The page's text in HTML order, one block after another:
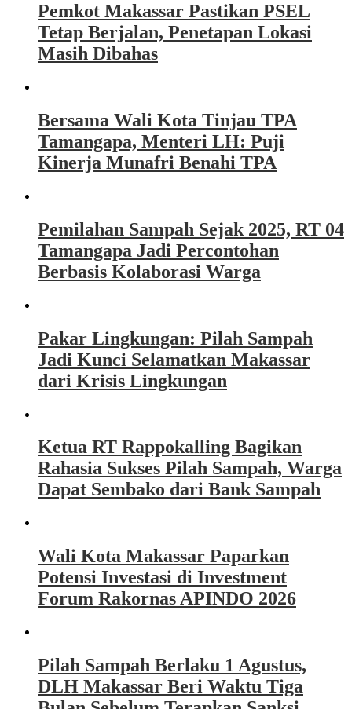
Pemkot Makassar Pastikan PSEL
Tetap Berjalan, Penetapan Lokasi
Masih Dibahas
Bersama Wali Kota Tinjau TPA
Tamangapa, Menteri LH: Puji
Kinerja Munafri Benahi TPA
Pemilahan Sampah Sejak 2025, RT 04
Tamangapa Jadi Percontohan
Berbasis Kolaborasi Warga
Pakar Lingkungan: Pilah Sampah
Jadi Kunci Selamatkan Makassar
dari Krisis Lingkungan
Ketua RT Rappokalling Bagikan
Rahasia Sukses Pilah Sampah, Warga
Dapat Sembako dari Bank Sampah
Wali Kota Makassar Paparkan
Potensi Investasi di Investment
Forum Rakornas APINDO 2026
Pilah Sampah Berlaku 1 Agustus,
DLH Makassar Beri Waktu Tiga